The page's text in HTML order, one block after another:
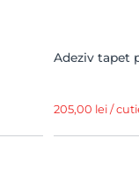
Adeziv tapet
205,00 lei /